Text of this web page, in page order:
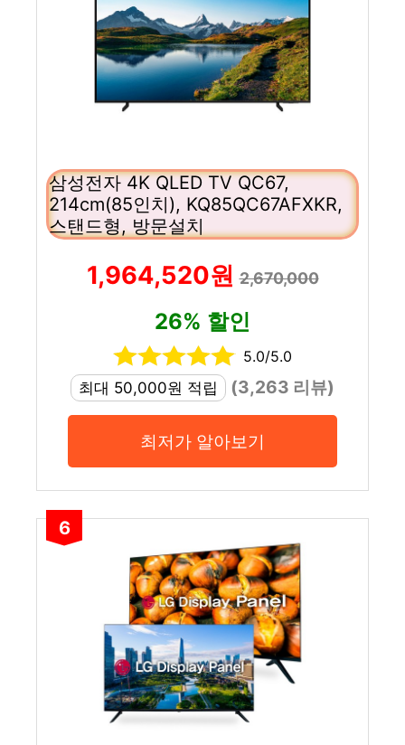
삼성전자 4K QLED TV QC67,
214cm(85인치), KQ85QC67AFXKR,
스탠드형, 방문설치
1,964,520원2,670,000
26% 할인
5.0/5.0
최대 50,000원 적립
(3,263 리뷰)
최저가 알아보기
6